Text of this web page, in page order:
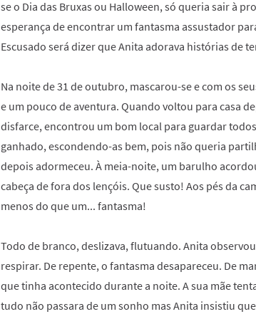
se o Dia das Bruxas ou Halloween, só queria sair à
esperança de encontrar um fantasma assustador
Escusado será dizer que Anita adorava histórias de
Na noite de 31 de outubro, mascarou-se e com os
e um pouco de aventura. Quando voltou para casa
disfarce, encontrou um bom local para guardar
ganhado, escondendo-as bem, pois não queria
depois adormeceu. À meia-noite, um barulho
cabeça de fora dos lençóis. Que susto! Aos pés da
menos do que um... fantasma!
Todo de branco, deslizava, flutuando. Anita
respirar. De repente, o fantasma desapareceu. De
que tinha acontecido durante a noite. A sua mãe
tudo não passara de um sonho mas Anita insistiu